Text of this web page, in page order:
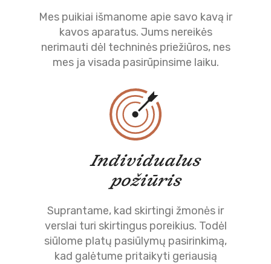
Mes puikiai išmanome apie savo kavą ir
kavos aparatus. Jums nereikės
nerimauti dėl techninės priežiūros, nes
mes ja visada pasirūpinsime laiku.
Individualus
požiūris
Suprantame, kad skirtingi žmonės ir
verslai turi skirtingus poreikius. Todėl
siūlome platų pasiūlymų pasirinkimą,
kad galėtume pritaikyti geriausią